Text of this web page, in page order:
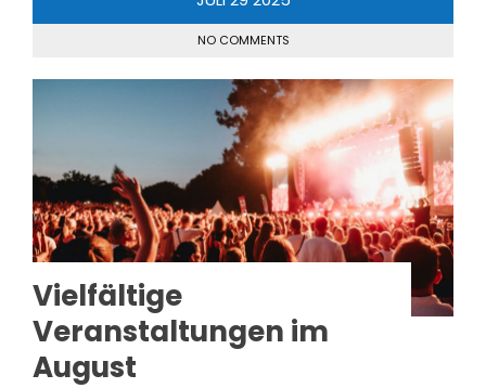
NO COMMENTS
Vielfältige
Veranstaltungen im
August